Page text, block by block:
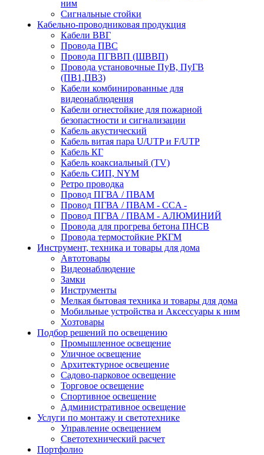
ним
Сигнальные стойки
Кабельно-проводниковая продукция
Кабели ВВГ
Провода ПВС
Провода ПГВВП (ШВВП)
Провода установочные ПуВ, ПуГВ
(ПВ1,ПВ3)
Кабели комбинированные для
видеонаблюдения
Кабели огнестойкие для пожарной
безопастности и сигнализации
Кабель акустический
Кабель витая пара U/UTP и F/UTP
Кабель КГ
Кабель коаксиальный (TV)
Кабель СИП, NYM
Ретро проводка
Провод ПГВА / ПВАМ
Провод ПГВА / ПВАМ - CCA -
Провод ПГВА / ПВАМ - АЛЮМИНИЙ
Провода для прогрева бетона ПНСВ
Провода термостойкие РКГМ
Инструмент, техника и товары для дома
Автотовары
Видеонаблюдение
Замки
Инструменты
Мелкая бытовая техника и товары для дома
Мобильные устройства и Аксессуары к ним
Хозтовары
Подбор решений по освещению
Промышленное освещение
Уличное освещение
Архитектурное освещение
Садово-парковое освещение
Торговое освещение
Спортивное освещение
Административное освещение
Услуги по монтажу и светотехнике
Управление освещением
Светотехнический расчет
Портфолио